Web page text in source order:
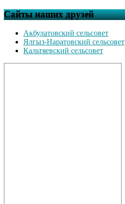
Сайты наших друзей
Акбулатовский сельсовет
Ялгыз-Наратовский сельсовет
Кальтяевский сельсовет